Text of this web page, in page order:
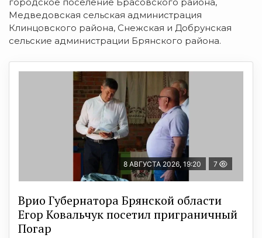
Медведовская сельская администрация
Клинцовского района, Снежская и Добрунская
сельские администрации Брянского района.
8 АВГУСТА 2026, 19:20 7
Врио Губернатора Брянской области
Егор Ковальчук посетил приграничный
Погар